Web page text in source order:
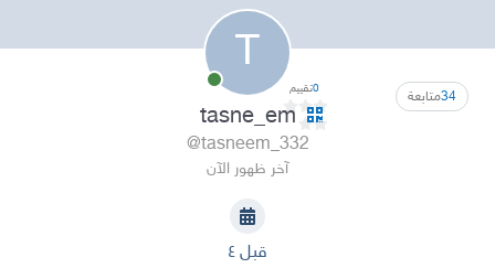
T
34متابعة 0تقييم
tasne_em
@tasneem_332
آخر ظهور الآن
قبل ٤